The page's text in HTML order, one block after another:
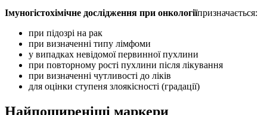
Імуногістохімічне дослідження при онкологіїпризначається:
при підозрі на рак
при визначенні типу лімфоми
у випадках невідомої первинної пухлини
при повторному рості пухлини після лікування
при визначенні чутливості до ліків
для оцінки ступеня злоякісності (градації)
Найпоширеніші маркери